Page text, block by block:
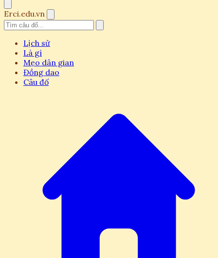
Erci.edu.vn
Lịch sử
Là gì
Mẹo dân gian
Đồng dao
Câu đố